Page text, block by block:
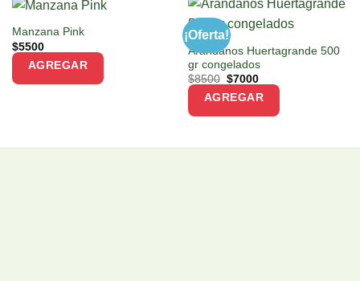
Manzana Pink
$5500
AGREGAR
¡Oferta!
Arandanos Huertagrande 500
gr congelados
$8500 Original
was:
$7000Current
price
is:
$7000.
AGREGAR